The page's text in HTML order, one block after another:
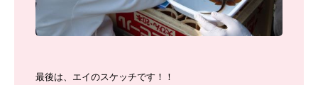
最後は、エイのスケッチです！！